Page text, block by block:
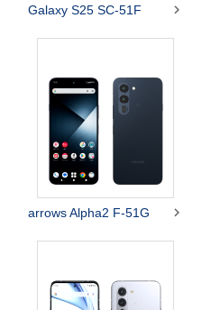
Galaxy S25 SC-51F 
arrows Alpha2 F-51G 